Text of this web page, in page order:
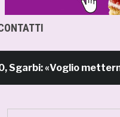
«Voglio mettermi in